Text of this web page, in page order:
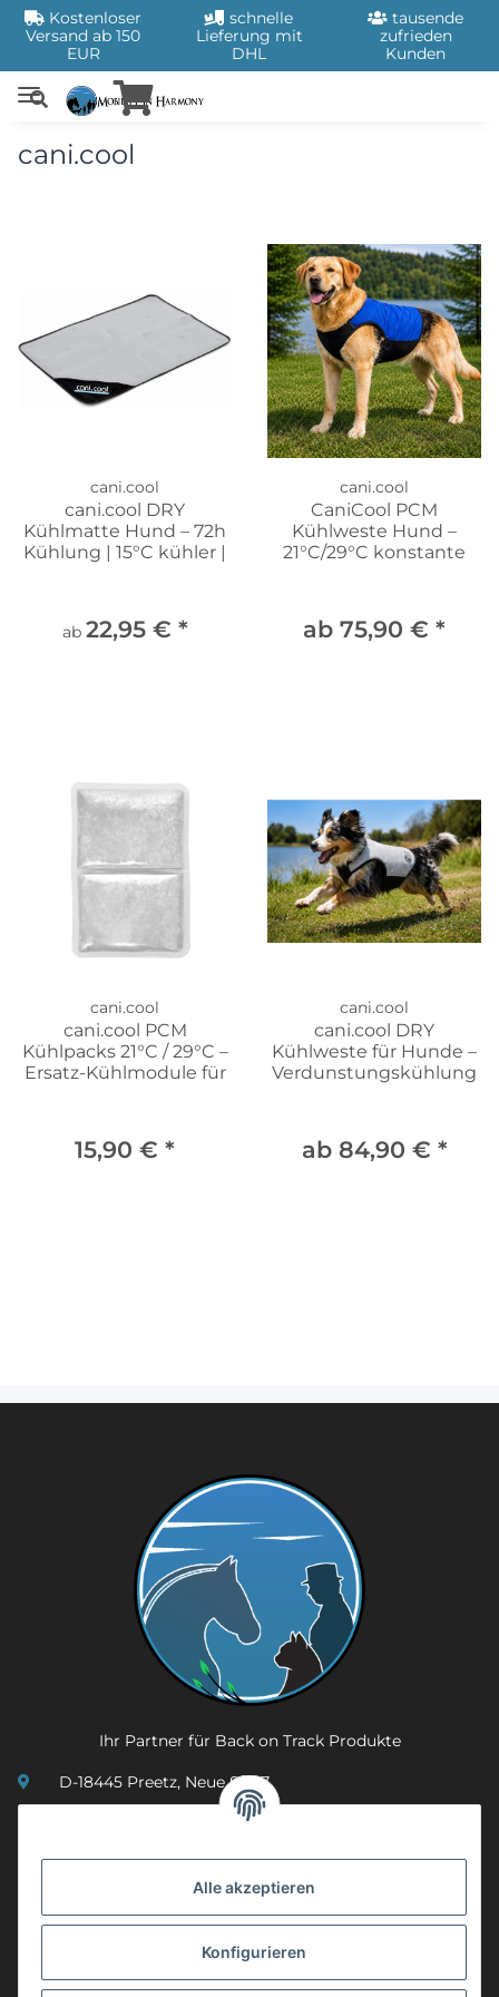
Alle akzeptieren
Konfigurieren
Kostenloser
Versand ab 150
EUR
schnelle
Lieferung mit
DHL
tausende
zufrieden
Kunden
cani.cool
cani.cool
cani.cool DRY
Kühlmatte Hund – 72h
Kühlung | 15°C kühler |
ab 22,95 € *
cani.cool
CaniCool PCM
Kühlweste Hund –
21°C/29°C konstante
ab 75,90 € *
cani.cool
cani.cool PCM
Kühlpacks 21°C / 29°C –
Ersatz-Kühlmodule für
15,90 € *
cani.cool
cani.cool DRY
Kühlweste für Hunde –
Verdunstungskühlung
ab 84,90 € *
Ihr Partner für Back on Track Produkte
D-18445 Preetz, Neue Str. 7
info@mobility-in-harmony.de
Informationen
Back on Track